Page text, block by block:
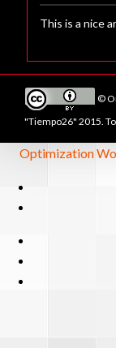
This is a nice
©
"Tiempo26" 2015.
Optimization